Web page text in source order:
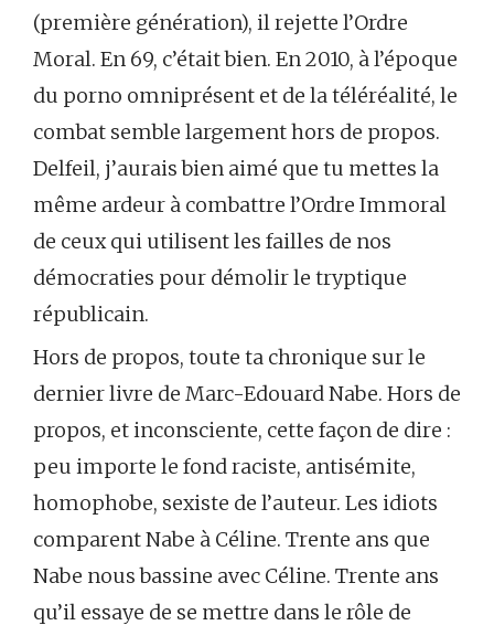
(première génération), il rejette l’Ordre
Moral. En 69, c’était bien. En 2010, à l’époque
du porno omniprésent et de la téléréalité, le
combat semble largement hors de propos.
Delfeil, j’aurais bien aimé que tu mettes la
même ardeur à combattre l’Ordre Immoral
de ceux qui utilisent les failles de nos
démocraties pour démolir le tryptique
républicain.
Hors de propos, toute ta chronique sur le
dernier livre de Marc-Edouard Nabe. Hors de
propos, et inconsciente, cette façon de dire :
peu importe le fond raciste, antisémite,
homophobe, sexiste de l’auteur. Les idiots
comparent Nabe à Céline. Trente ans que
Nabe nous bassine avec Céline. Trente ans
qu’il essaye de se mettre dans le rôle de